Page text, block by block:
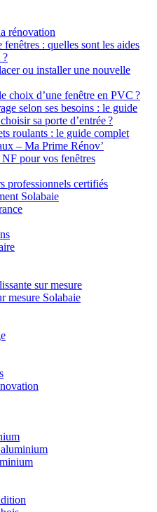
rénovation
fenêtres : quelles sont les aides
?
ou installer une nouvelle
choix d’une fenêtre en PVC ?
selon ses besoins : le guide
sa porte d’entrée ?
roulants : le guide complet
– Ma Prime Rénov’
pour vos fenêtres
professionnels certifiés
Solabaie
sur mesure
mesure Solabaie